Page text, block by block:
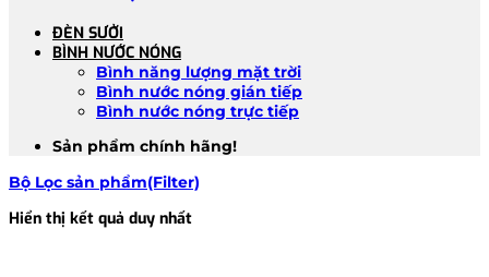
ĐÈN SƯỞI
BÌNH NƯỚC NÓNG
Bình năng lượng mặt trời
Bình nước nóng gián tiếp
Bình nước nóng trực tiếp
Sản phẩm chính hãng!
Bộ Lọc sản phẩm(Filter)
Hiển thị kết quả duy nhất